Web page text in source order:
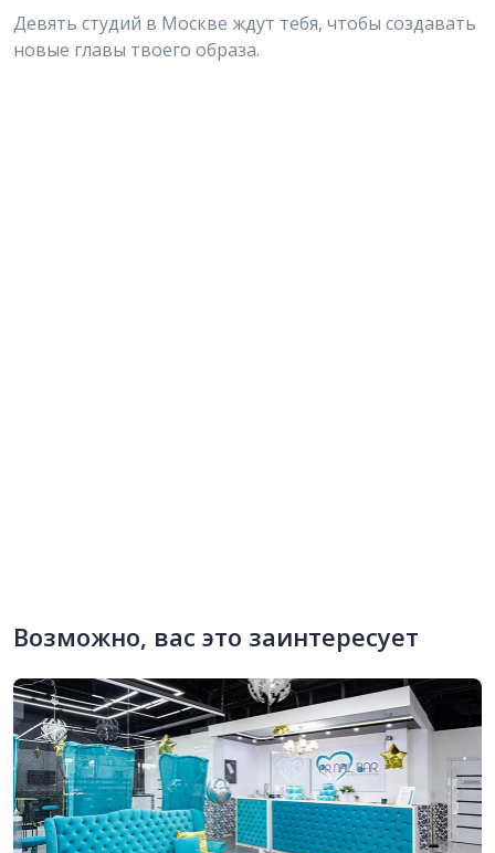
Девять студий в Москве ждут тебя, чтобы создавать
новые главы твоего образа.
Возможно, вас это заинтересует